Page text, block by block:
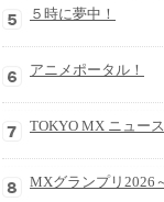
５時に夢中！
アニメポータル！
TOKYO MX ニュース